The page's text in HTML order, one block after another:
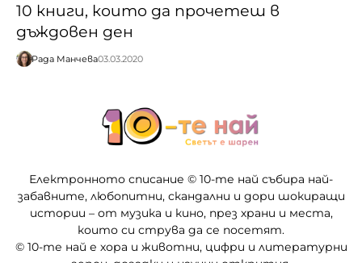
10 книги, които да прочетеш в
дъждовен ден
Рада Манчева03.03.2020
Електронното списание © 10-те най събира най-
забавните, любопитни, скандални и дори шокиращи
истории – от музика и кино, през храни и места,
които си струва да се посетят.
© 10-те най е хора и животни, цифри и литературни